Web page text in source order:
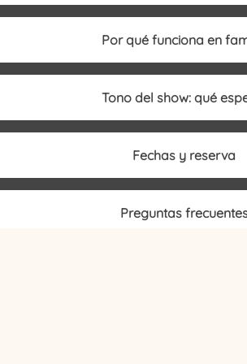
Por qué funciona en
Tono del show: qué
Fechas y reserva
Preguntas